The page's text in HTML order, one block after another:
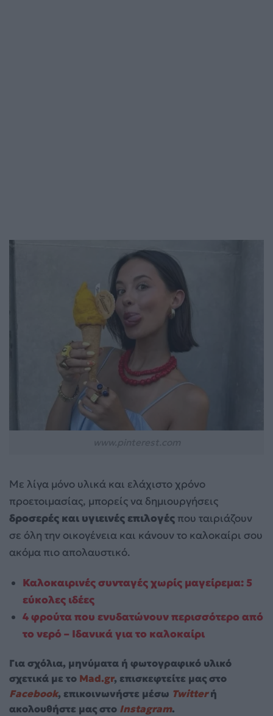
Με λίγα μόνο υλικά και ελάχιστο χρόνο
προετοιμασίας, μπορείς να δημιουργήσεις
δροσερές και υγιεινές επιλογές που ταιριάζουν
σε όλη την οικογένεια και κάνουν το καλοκαίρι σου
ακόμα πιο απολαυστικό.
Καλοκαιρινές συνταγές χωρίς μαγείρεμα: 5
εύκολες ιδέες
4 φρούτα που ενυδατώνουν περισσότερο από
το νερό – Ιδανικά για το καλοκαίρι
Για σχόλια, μηνύματα ή φωτογραφικό υλικό
σχετικά με το Mad.gr, επισκεφτείτε μας στο
Facebook, επικοινωνήστε μέσω Twitterή
ακολουθήστε μας στο Instagram.